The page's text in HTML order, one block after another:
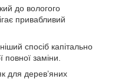
до вологого
привабливий
спосіб капітально
заміни.
для дерев’яних